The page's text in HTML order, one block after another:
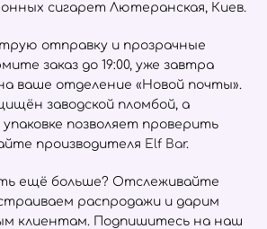
сигарет Лютеранская, Киев.
отправку и прозрачные
заказ до 19:00, уже завтра
ваше отделение «Новой почты».
заводской пломбой, а
позволяет проверить
производителя Elf Bar.
ещё больше? Отслеживайте
распродажи и дарим
клиентам. Подпишитесь на наш